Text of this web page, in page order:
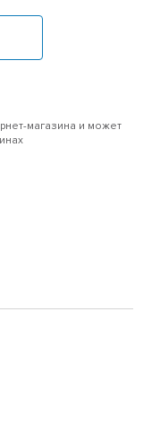
магазина и может